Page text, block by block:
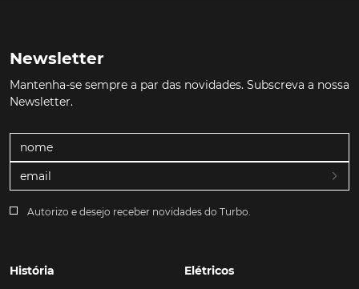
Newsletter
Mantenha-se sempre a par das novidades. Subscreva a nossa
Newsletter.
Autorizo e desejo receber novidades do Turbo.
História Elétricos